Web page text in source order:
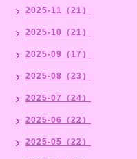
2025-11（21）
2025-10（21）
2025-09（17）
2025-08（23）
2025-07（24）
2025-06（22）
2025-05（22）